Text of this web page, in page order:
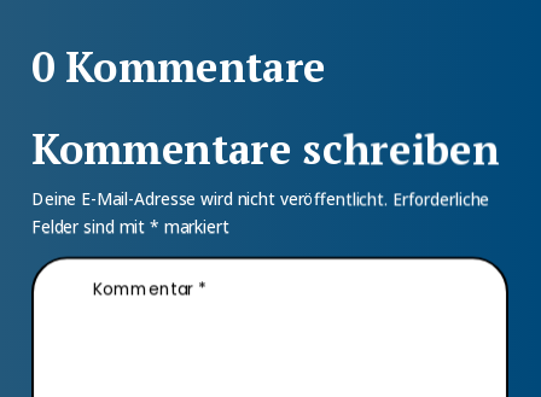
0 Kommentare
Kommentare schreiben
Deine E-Mail-Adresse wird nicht veröffentlicht. Erforderliche
Felder sind mit* markiert